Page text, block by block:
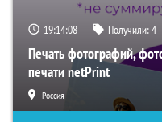
19:14:07 Получили:4
Печать фотографий,
печати netPrint
Россия